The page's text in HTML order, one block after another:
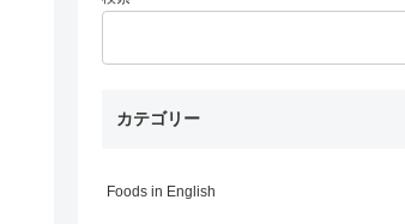
カテゴリー
Foods in English